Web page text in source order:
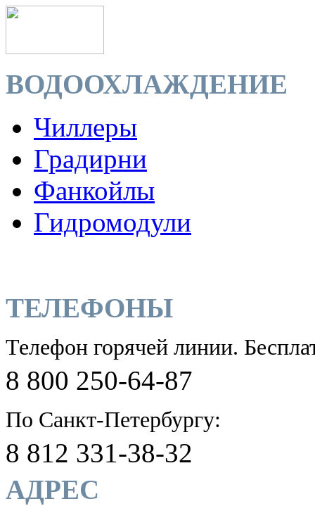
ВОДООХЛАЖДЕНИЕ
Чиллеры
Градирни
Фанкойлы
Гидромодули
ТЕЛЕФОНЫ
Телефон горячей линии.
8 800 250-64-87
По Санкт-Петербургу:
8 812 331-38-32
АДРЕС